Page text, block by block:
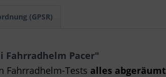
(GPSR)
Pacer"
Fahrradhelm-Tests alles abgeräumt